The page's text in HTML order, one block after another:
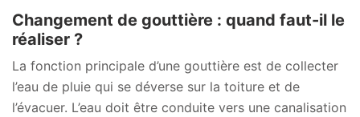
Changement de gouttière : quand faut-il le
réaliser ?
La fonction principale d’une gouttière est de collecter
l’eau de pluie qui se déverse sur la toiture et de
l’évacuer. L’eau doit être conduite vers une canalisation